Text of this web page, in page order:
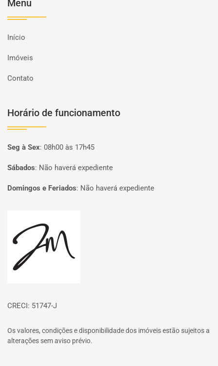
Menu
Início
Imóveis
Contato
Horário de funcionamento
Seg à Sex: 08h00 às 17h45
Sábados: Não haverá expediente
Domingos e Feriados: Não haverá expediente
CRECI: 51747-J
Os valores, condições e disponibilidade dos imóveis estão sujeitos a
alterações sem aviso prévio.